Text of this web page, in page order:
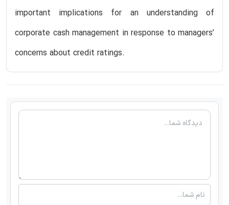
important implications for an understanding of
corporate cash management in response to managers’
concerns about credit ratings.